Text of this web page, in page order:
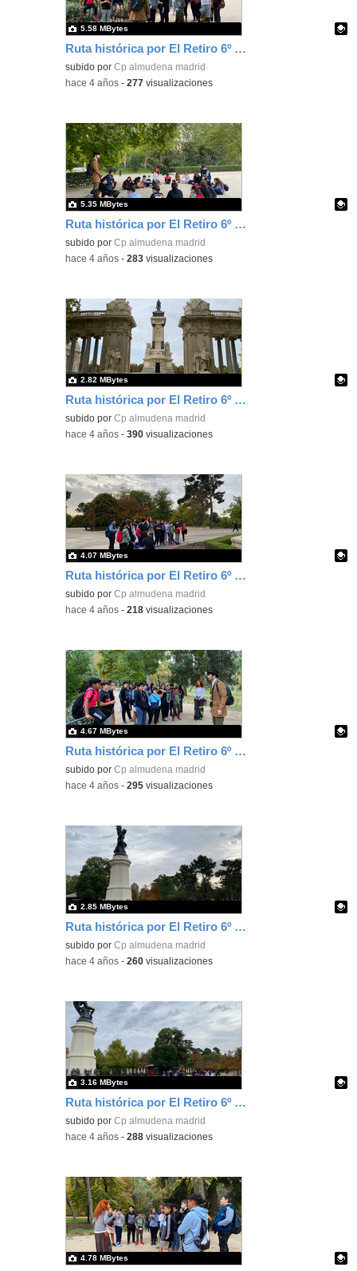
Ruta histórica por El Retiro 6º Ed. Primaria 7
Contenido educativo.
subido porCp almudena madrid
5.58 MBytes
-hace 4 años -277 visualizaciones
Ruta histórica por El Retiro 6º Ed. Primaria 8
Contenido educativo.
subido porCp almudena madrid
5.35 MBytes
-hace 4 años -283 visualizaciones
Ruta histórica por El Retiro 6º Ed. Primaria 9
Contenido educativo.
subido porCp almudena madrid
2.82 MBytes
-hace 4 años -390 visualizaciones
Ruta histórica por El Retiro 6º Ed. Primaria 10
Contenido educativo.
subido porCp almudena madrid
4.07 MBytes
-hace 4 años -218 visualizaciones
Ruta histórica por El Retiro 6º Ed. Primaria 11
Contenido educativo.
subido porCp almudena madrid
4.67 MBytes
-hace 4 años -295 visualizaciones
Ruta histórica por El Retiro 6º Ed. Primaria 1
Contenido educativo.
subido porCp almudena madrid
2.85 MBytes
-hace 4 años -260 visualizaciones
Ruta histórica por El Retiro 6º Ed. Primaria 2
Contenido educativo.
subido porCp almudena madrid
3.16 MBytes
-hace 4 años -288 visualizaciones
4.78 MBytes